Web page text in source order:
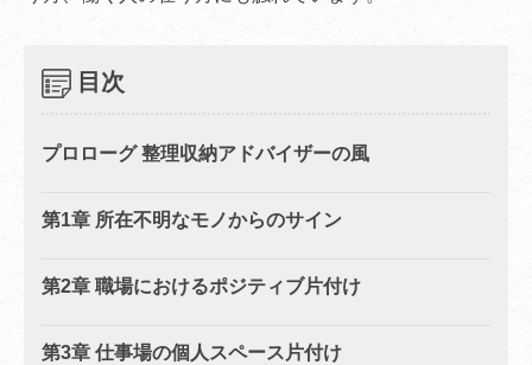
目次
プロローグ 整理収納アドバイザーの風
第1章 所在不明なモノからのサイン
第2章 職場におけるポジティブ片付け
第3章 仕事場の個人スペース片付け